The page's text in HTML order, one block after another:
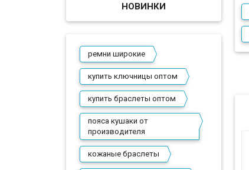
НОВИНКИ
ремни широкие
купить ключницы оптом
купить браслеты оптом
пояса кушаки от
производителя
кожаные браслеты